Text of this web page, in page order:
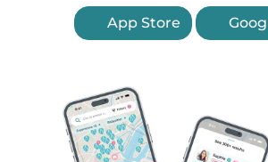
App Store